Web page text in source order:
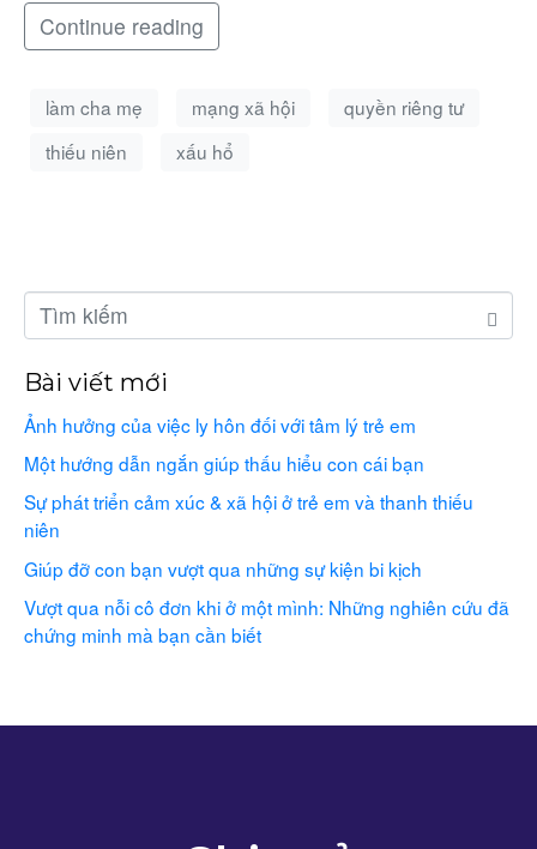
Continue reading
làm cha mẹ mạng xã hội
quyền riêng tư
thiếu niên
xấu hổ
Bài viết mới
Ảnh hưởng của việc ly hôn đối với tâm lý trẻ em
Một hướng dẫn ngắn giúp thấu hiểu con cái bạn
Sự phát triển cảm xúc & xã hội ở trẻ em và thanh thiếu
niên
Giúp đỡ con bạn vượt qua những sự kiện bi kịch
Vượt qua nỗi cô đơn khi ở một mình: Những nghiên cứu đã
chứng minh mà bạn cần biết